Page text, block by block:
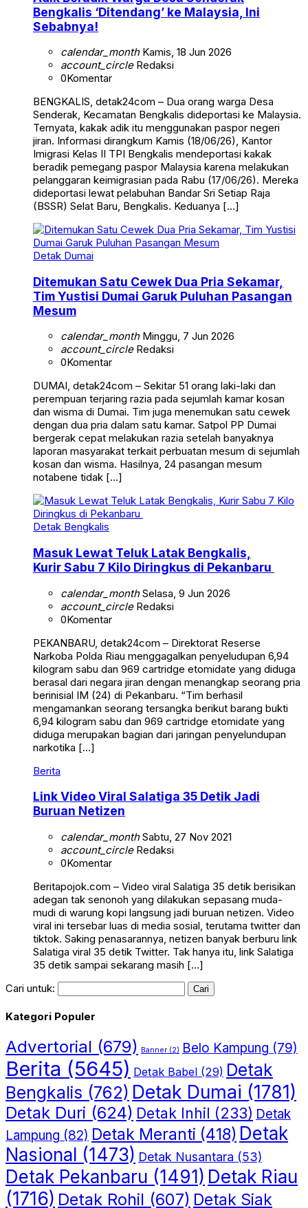
Bengkalis ‘Ditendang’ ke Malaysia, Ini
Sebabnya!
calendar_monthKamis, 18 Jun 2026
account_circleRedaksi
0Komentar
BENGKALIS, detak24com – Dua orang warga Desa
Senderak, Kecamatan Bengkalis dideportasi ke Malaysia.
Ternyata, kakak adik itu menggunakan paspor negeri
jiran. Informasi dirangkum Kamis (18/06/26), Kantor
Imigrasi Kelas II TPI Bengkalis mendeportasi kakak
beradik pemegang paspor Malaysia karena melakukan
pelanggaran keimigrasian pada Rabu (17/06/26). Mereka
dideportasi lewat pelabuhan Bandar Sri Setiap Raja
(BSSR) Selat Baru, Bengkalis. Keduanya […]
Detak Dumai
Ditemukan Satu Cewek Dua Pria Sekamar,
Tim Yustisi Dumai Garuk Puluhan Pasangan
Mesum
calendar_monthMinggu, 7 Jun 2026
account_circleRedaksi
0Komentar
DUMAI, detak24com – Sekitar 51 orang laki-laki dan
perempuan terjaring razia pada sejumlah kamar kosan
dan wisma di Dumai. Tim juga menemukan satu cewek
dengan dua pria dalam satu kamar. Satpol PP Dumai
bergerak cepat melakukan razia setelah banyaknya
laporan masyarakat terkait perbuatan mesum di sejumlah
kosan dan wisma. Hasilnya, 24 pasangan mesum
notabene tidak […]
Detak Bengkalis
Masuk Lewat Teluk Latak Bengkalis,
Kurir Sabu 7 Kilo Diringkus di Pekanbaru
calendar_monthSelasa, 9 Jun 2026
account_circleRedaksi
0Komentar
PEKANBARU, detak24com – Direktorat Reserse
Narkoba Polda Riau menggagalkan penyeludupan 6,94
kilogram sabu dan 969 cartridge etomidate yang diduga
berasal dari negara jiran dengan menangkap seorang pria
berinisial IM (24) di Pekanbaru. “Tim berhasil
mengamankan seorang tersangka berikut barang bukti
6,94 kilogram sabu dan 969 cartridge etomidate yang
diduga merupakan bagian dari jaringan penyelundupan
narkotika […]
Berita
Link Video Viral Salatiga 35 Detik Jadi
Buruan Netizen
calendar_monthSabtu, 27 Nov 2021
account_circleRedaksi
0Komentar
Beritapojok.com – Video viral Salatiga 35 detik berisikan
adegan tak senonoh yang dilakukan sepasang muda-
mudi di warung kopi langsung jadi buruan netizen. Video
viral ini tersebar luas di media sosial, terutama twitter dan
tiktok. Saking penasarannya, netizen banyak berburu link
Salatiga viral 35 detik Twitter. Tak hanya itu, link Salatiga
35 detik sampai sekarang masih […]
Cari untuk:
Kategori Populer
Advertorial (679) Banner (2) Belo Kampung (79)
Berita (5645) Detak Babel (29) Detak
Bengkalis (762) Detak Dumai (1781)
Detak Duri (624) Detak Inhil (233) Detak
Lampung (82) Detak Meranti (418) Detak
Nasional (1473) Detak Nusantara (53)
Detak Pekanbaru (1491) Detak Riau
(1716) Detak Rohil (607) Detak Siak